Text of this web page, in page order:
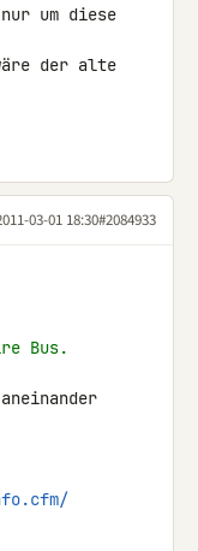
um diese
der alte
03-01 18:30#2084933
Bus.